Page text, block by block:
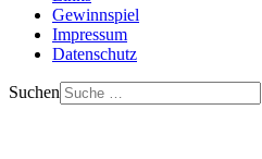
Gewinnspiel
Impressum
Datenschutz
Suchen